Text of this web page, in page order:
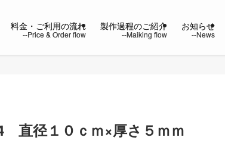
料金・ご利用の流れ 製作過程のご紹介 お知らせ
直径１０ｃｍ×厚さ５ｍｍ